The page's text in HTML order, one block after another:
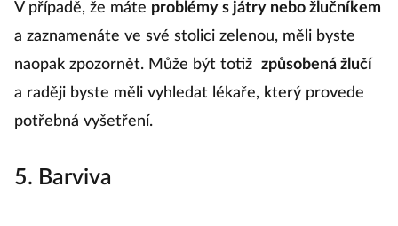
V případě, že máte problémy s játry nebo žlučníkem
a zaznamenáte ve své stolici zelenou, měli byste
naopak zpozornět. Může být totiž způsobená žlučí
a raději byste měli vyhledat lékaře, který provede
potřebná vyšetření.
5. Barviva